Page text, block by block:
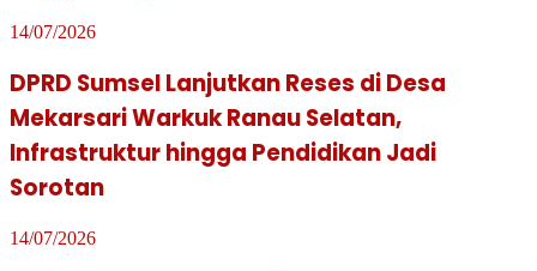
14/07/2026
DPRD Sumsel Lanjutkan Reses di Desa
Mekarsari Warkuk Ranau Selatan,
Infrastruktur hingga Pendidikan Jadi
Sorotan
14/07/2026